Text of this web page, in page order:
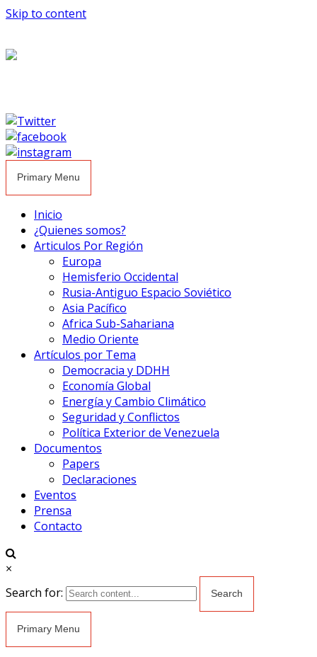
Skip to content
Primary Menu
Inicio
¿Quienes somos?
Articulos Por Región
Europa
Hemisferio Occidental
Rusia-Antiguo Espacio Soviético
Asia Pacífico
Africa Sub-Sahariana
Medio Oriente
Artículos por Tema
Democracia y DDHH
Economía Global
Energía y Cambio Climático
Seguridad y Conflictos
Política Exterior de Venezuela
Documentos
Papers
Declaraciones
Eventos
Prensa
Contacto
×
Search for:
Primary Menu